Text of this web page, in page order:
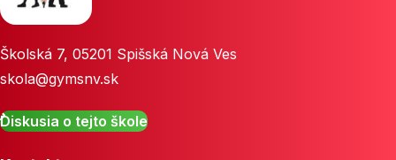
Školská 7, 05201 Spišská Nová Ves
skola@gymsnv.sk
Diskusia o tejto škole